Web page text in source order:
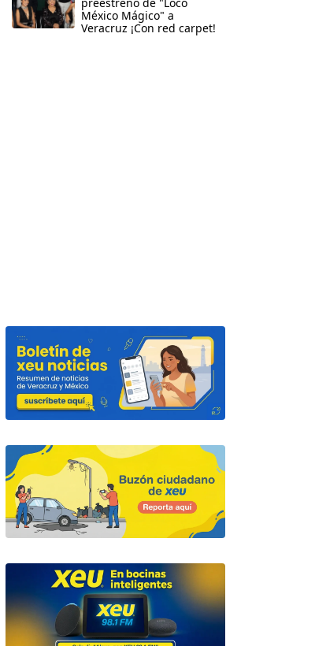
preestreno de "Loco
México Mágico" a
Veracruz ¡Con red carpet!